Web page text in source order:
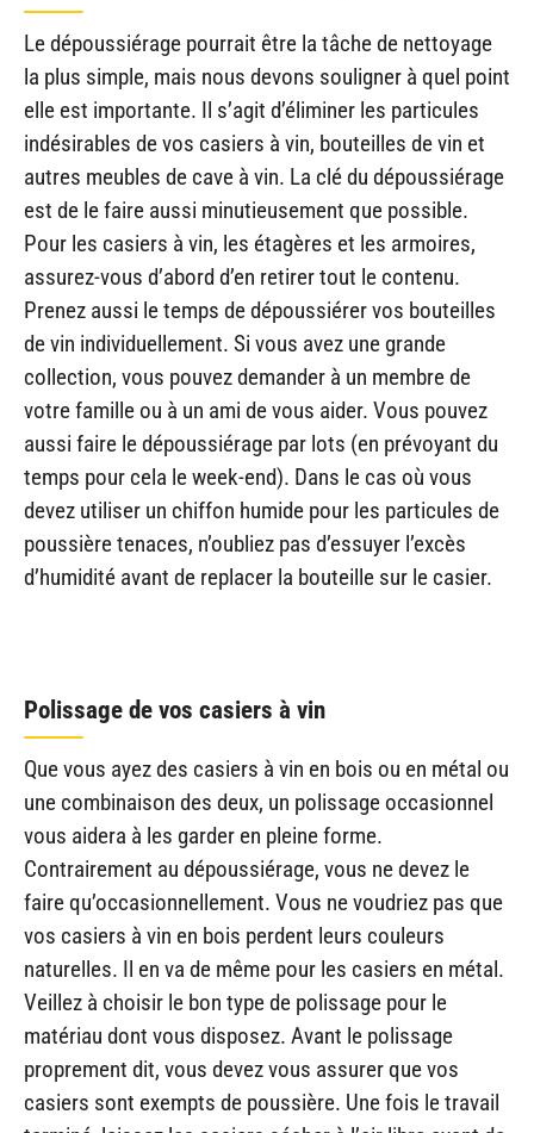
Le dépoussiérage pourrait être la tâche de nettoyage
la plus simple, mais nous devons souligner à quel point
elle est importante. Il s’agit d’éliminer les particules
indésirables de vos casiers à vin, bouteilles de vin et
autres meubles de cave à vin. La clé du dépoussiérage
est de le faire aussi minutieusement que possible.
Pour les casiers à vin, les étagères et les armoires,
assurez-vous d’abord d’en retirer tout le contenu.
Prenez aussi le temps de dépoussiérer vos bouteilles
de vin individuellement. Si vous avez une grande
collection, vous pouvez demander à un membre de
votre famille ou à un ami de vous aider. Vous pouvez
aussi faire le dépoussiérage par lots (en prévoyant du
temps pour cela le week-end). Dans le cas où vous
devez utiliser un chiffon humide pour les particules de
poussière tenaces, n’oubliez pas d’essuyer l’excès
d’humidité avant de replacer la bouteille sur le casier.
Polissage de vos casiers à vin
Que vous ayez des casiers à vin en bois ou en métal ou
une combinaison des deux, un polissage occasionnel
vous aidera à les garder en pleine forme.
Contrairement au dépoussiérage, vous ne devez le
faire qu’occasionnellement. Vous ne voudriez pas que
vos casiers à vin en bois perdent leurs couleurs
naturelles. Il en va de même pour les casiers en métal.
Veillez à choisir le bon type de polissage pour le
matériau dont vous disposez. Avant le polissage
proprement dit, vous devez vous assurer que vos
casiers sont exempts de poussière. Une fois le travail